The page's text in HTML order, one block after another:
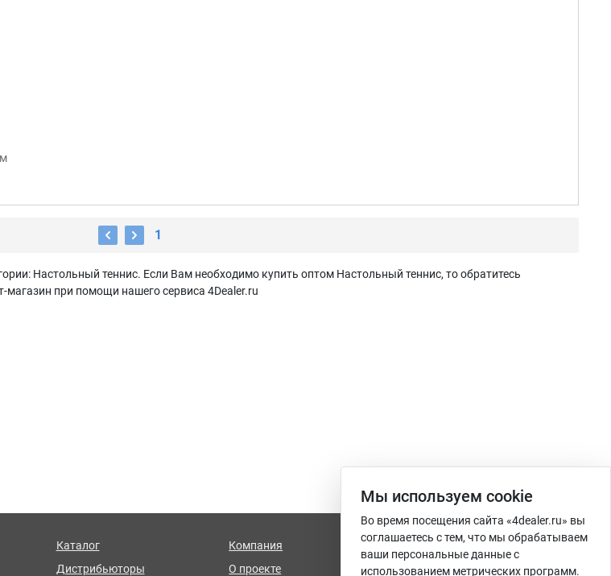
1
Настольный теннис. Если Вам необходимо купить оптом Настольный теннис, то обратитесь
магазин при помощи нашего сервиса 4Dealer.ru
Каталог
Дистрибьюторы
Компания
О проекте
info@4dealer.ru
Калининград, ул. Комсомольская,
Мы используем сookie
Во время посещения сайта «4dealer.ru» вы
соглашаетесь с тем, что мы обрабатываем
ваши персональные данные с
использованием метрических программ.